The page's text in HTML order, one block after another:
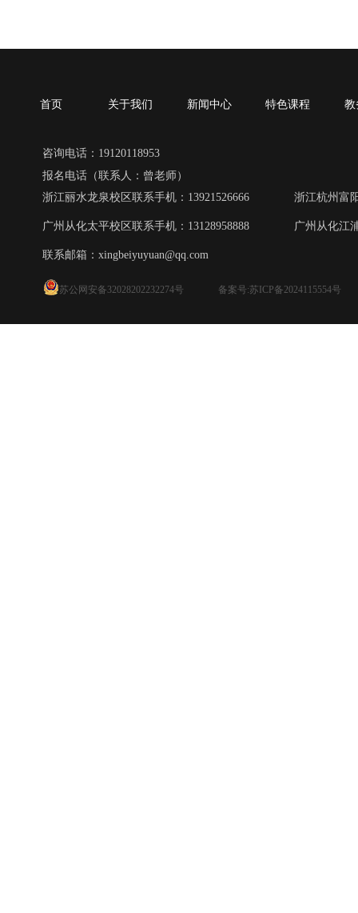
苏公网安备32028202232274号
咨询电话：19120118953
报名电话（联系人：曾老师）
浙江丽水龙泉校区联系手机：13921526666 浙江杭州富
广州从化太平校区联系手机：13128958888 广州从化江
联系邮箱： xingbeiyuyuan@qq.com
首页 关于我们 新闻中心 特色课程 教
备案号:苏ICP备2024115554号